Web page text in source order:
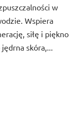
w
Wspiera
siłę i piękno
jędrna skóra,...